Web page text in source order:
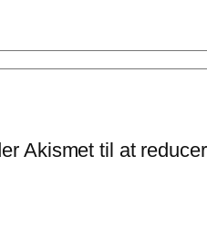
Akismet til at